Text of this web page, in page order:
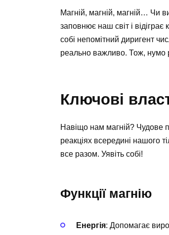
Магній, магній, магній… Чи
заповнює наш світ і
собі непомітний диригент
реально важливо. Тож, нумо
Ключові
Навіщо нам магній? Чудове
реакціях всередині нашого
все разом. Уявіть собі!
Функції магнію
Енергія: Допомагає